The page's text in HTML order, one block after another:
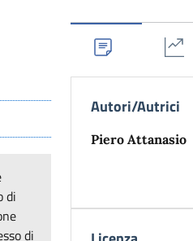
di
di
Autori/Autrici
Piero Attanasio